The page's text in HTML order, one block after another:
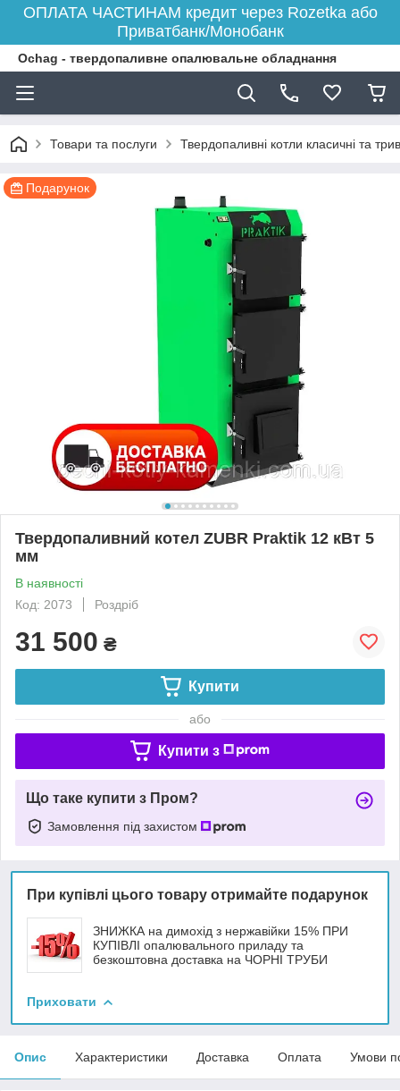
ОПЛАТА ЧАСТИНАМ кредит через Rozetka або
Приватбанк/Монобанк
Ochag - твердопаливне опалювальне обладнання
Товари та послуги Твердопаливні котли класичні та
Подарунок
Твердопаливний котел ZUBR Praktik 12 кВт 5
мм
В наявності
Код: 2073
Роздріб
31 500 ₴
Купити
або
Купити з
Що таке купити з Пром?
Замовлення під захистом
При купівлі цього товару отримайте подарунок
ЗНИЖКА на димохід з нержавійки 15% ПРИ
КУПІВЛІ опалювального приладу та
безкоштовна доставка на ЧОРНІ ТРУБИ
Приховати
Опис Характеристики Доставка Оплата Умови